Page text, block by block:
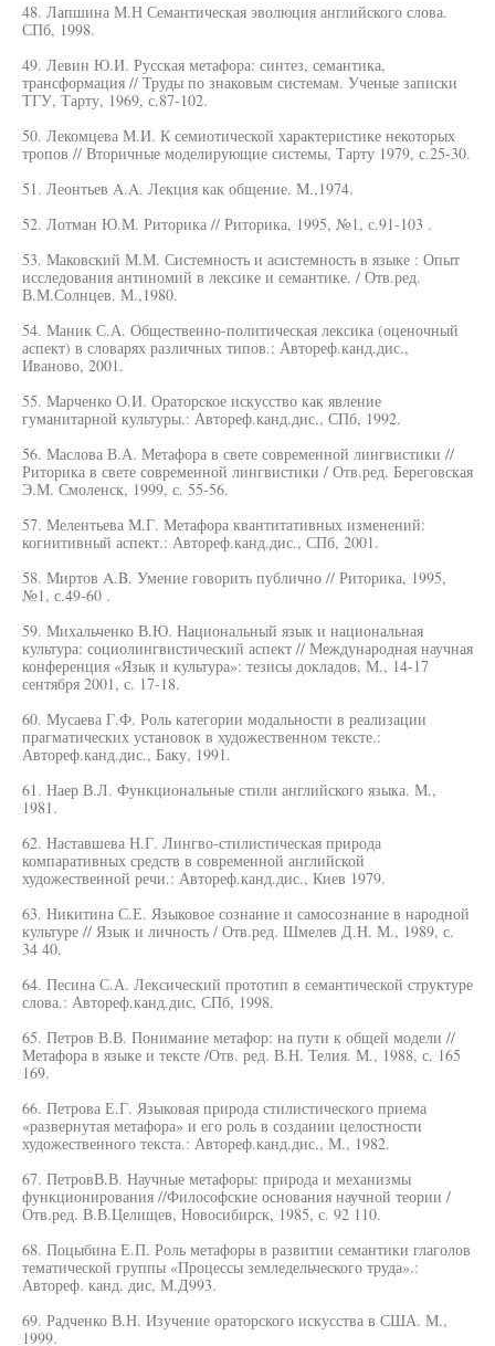
48. Лапшина М.Н Семантическая эволюция английского слова.
СПб, 1998.
49. Левин Ю.И. Русская метафора: синтез, семантика,
трансформация // Труды по знаковым системам. Ученые записки
ТГУ, Тарту, 1969, с.87-102.
50. Лекомцева М.И. К семиотической характеристике некоторых
тропов // Вторичные моделирующие системы, Тарту 1979, с.25-30.
51. Леонтьев A.A. Лекция как общение. М.,1974.
52. Лотман Ю.М. Риторика // Риторика, 1995, №1, с.91-103 .
53. Маковский М.М. Системность и асистемность в языке : Опыт
исследования антиномий в лексике и семантике. / Отв.ред.
В.М.Солнцев. М.,1980.
54. Маник С.А. Общественно-политическая лексика (оценочный
аспект) в словарях различных типов.: Автореф.канд.дис.,
Иваново, 2001.
55. Марченко О.И. Ораторское искусство как явление
гуманитарной культуры.: Автореф.канд.дис., СПб, 1992.
56. Маслова В.А. Метафора в свете современной лингвистики //
Риторика в свете современной лингвистики / Отв.ред. Береговская
Э.М. Смоленск, 1999, с. 55-56.
57. Мелентьева М.Г. Метафора квантитативных изменений:
когнитивный аспект.: Автореф.канд.дис., СПб, 2001.
58. Миртов A.B. Умение говорить публично // Риторика, 1995,
№1, с.49-60 .
59. Михальченко В.Ю. Национальный язык и национальная
культура: социолингвистический аспект // Международная научная
конференция «Язык и культура»: тезисы докладов, М., 14-17
сентября 2001, с. 17-18.
60. Мусаева Г.Ф. Роль категории модальности в реализации
прагматических установок в художественном тексте.:
Автореф.канд.дис., Баку, 1991.
61. Наер В.Л. Функциональные стили английского языка. М.,
1981.
62. Наставшева Н.Г. Лингво-стилистическая природа
компаративных средств в современной английской
художественной речи.: Автореф.канд.дис., Киев 1979.
63. Никитина С.Е. Языковое сознание и самосознание в народной
культуре // Язык и личность / Отв.ред. Шмелев Д.Н. М., 1989, с.
34 40.
64. Песина С.А. Лексический прототип в семантической структуре
слова.: Автореф.канд.дис, СПб, 1998.
65. Петров В.В. Понимание метафор: на пути к общей модели //
Метафора в языке и тексте /Отв. ред. В.Н. Телия. М., 1988, с. 165
169.
66. Петрова Е.Г. Языковая природа стилистического приема
«развернутая метафора» и его роль в создании целостности
художественного текста.: Автореф.канд.дис., М., 1982.
67. ПетровВ.В. Научные метафоры: природа и механизмы
функционирования //Философские основания научной теории /
Отв.ред. В.В.Целищев, Новосибирск, 1985, с. 92 110.
68. Поцыбина Е.П. Роль метафоры в развитии семантики глаголов
тематической группы «Процессы земледельческого труда».:
Автореф. канд. дис, М.Д993.
69. Радченко В.Н. Изучение ораторского искусства в США. М.,
1999.